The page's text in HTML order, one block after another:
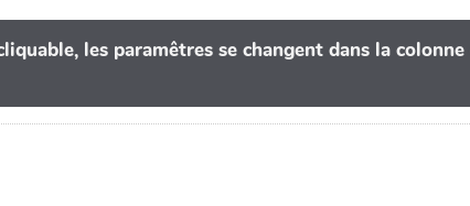
les paramêtres se changent dans la colonne